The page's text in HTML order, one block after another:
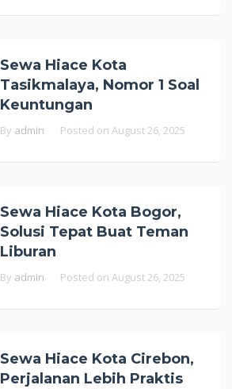
Sewa Hiace Kota
Tasikmalaya, Nomor 1 Soal
Keuntungan
By admin Posted on August 26, 2025
Sewa Hiace Kota Bogor,
Solusi Tepat Buat Teman
Liburan
By admin Posted on August 26, 2025
Sewa Hiace Kota Cirebon,
Perjalanan Lebih Praktis